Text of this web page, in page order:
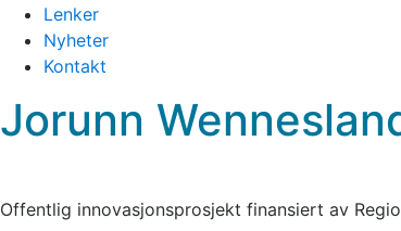
Lenker
Nyheter
Kontakt
Jorunn
Offentlig innovasjonsprosjekt finansiert av